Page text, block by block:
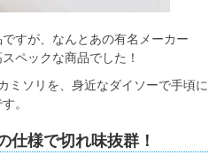
すが、なんとあの有名メーカー
ペックな商品でした！
ミソリを、身近なダイソーで手頃に
。
仕様で切れ味抜群！